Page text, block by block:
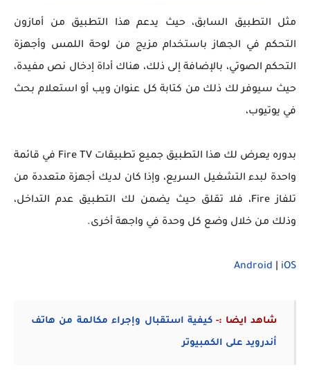
مثل التطبيق السابق، حيث يدعم هذا التطبيق من أمازون
التحكم في الجهاز باستخدام مزيج من لوحة اللمس وأجهزة
التحكم الصوتي، بالإضافة إلى ذلك، هناك أداة إدخال نص مفيدة،
حيث سيوفر لك ذلك من كتابة كل عنوان ويب أو استعلام بحث
في يوتيوب،
بدوره يعرض لك هذا التطبيق جميع تطبيقات Fire TV في قائمة
واحدة لبدء التشغيل السريع، وإذا كان لديك أجهزة متعددة من
تلفاز Fire، فلا تقلق حيث يضمن لك التطبيق عدم التداخل،
وذلك من خلال وضع كل وحدة في واجهة أخرى.
Android iOS
شاهد ايضا :- كيفية استقبال وإجراء مكالمة من هاتف
أندرويد على الكمبيوتر